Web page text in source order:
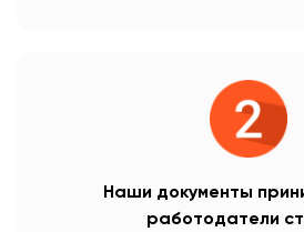
Наши документы
работодатели